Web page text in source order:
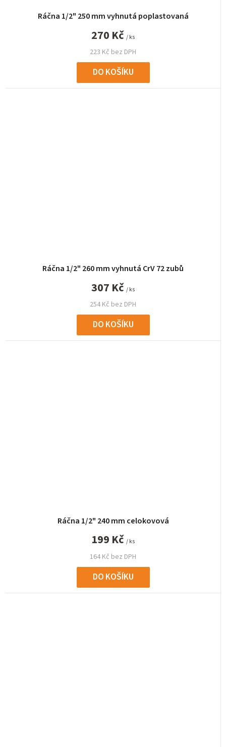
Ráčna 1/2" 250 mm vyhnutá poplastovaná
223 Kč bez DPH
270 Kč / ks
DO KOŠÍKU
Ráčna 1/2" 260 mm vyhnutá CrV 72 zubů
254 Kč bez DPH
307 Kč / ks
DO KOŠÍKU
Ráčna 1/2" 240 mm celokovová
164 Kč bez DPH
199 Kč / ks
DO KOŠÍKU